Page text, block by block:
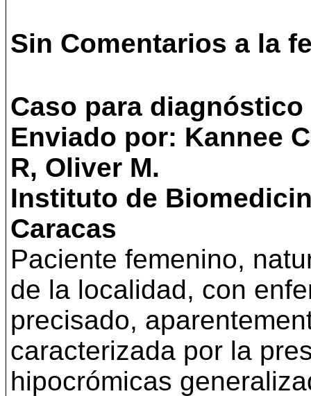
Sin Comentarios a la
Caso para diagnóstico
Enviado por: Kannee
R, Oliver M.
Instituto de
Caracas
Paciente femenino,
de la localidad, con
precisado,
caracterizada por la
hipocrómicas